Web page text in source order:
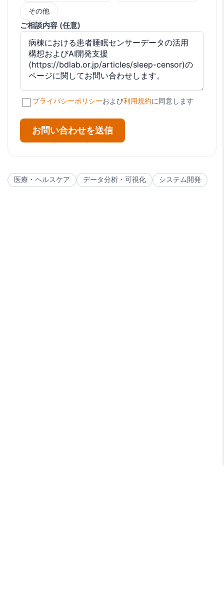
その他
ご相談内容 (任意)
プライバシーポリシーおよび利用規約に同意します
お問い合わせを送信
医療・ヘルスケア データ分析・可視化 システム開発